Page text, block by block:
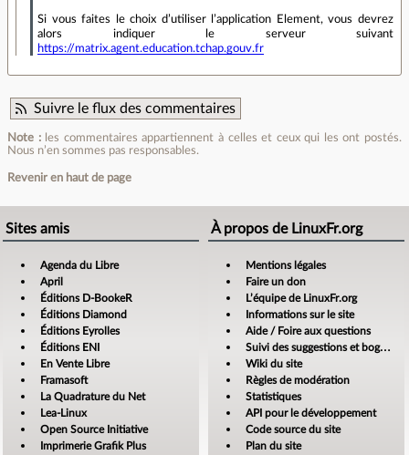
Si vous faites le choix d’utiliser l’application Element, vous devrez
alors indiquer le serveur suivant
https://matrix.agent.education.tchap.gouv.fr
Suivre le flux des commentaires
Note :les commentaires appartiennent à celles et ceux qui les ont postés.
Nous n’en sommes pas responsables.
Revenir en haut de page
Sites amis
Agenda du Libre
April
Éditions D-BookeR
Éditions Diamond
Éditions Eyrolles
Éditions ENI
En Vente Libre
Framasoft
La Quadrature du Net
Lea-Linux
Open Source Initiative
Imprimerie Grafik Plus
À propos de LinuxFr.org
Mentions légales
Faire un don
L’équipe de LinuxFr.org
Informations sur le site
Aide / Foire aux questions
Suivi des suggestions et bogues
Wiki du site
Règles de modération
Statistiques
API pour le développement
Code source du site
Plan du site